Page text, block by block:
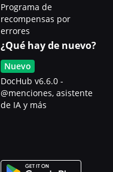
Programa de
recompensas por
errores
¿Qué hay de nuevo?
Nuevo
DocHub v6.6.0 -
@menciones, asistente
de IA y más